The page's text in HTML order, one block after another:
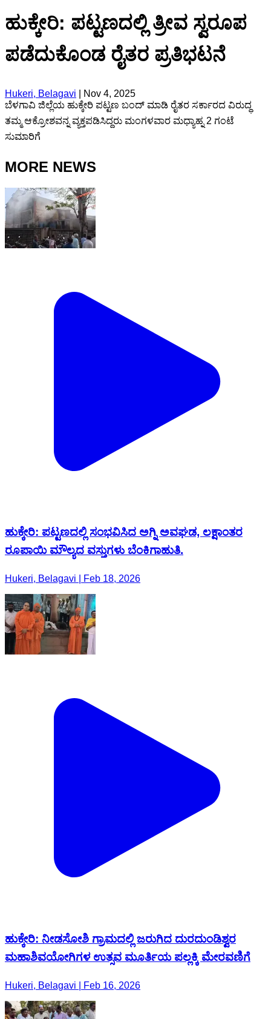
ಹುಕ್ಕೇರಿ: ಪಟ್ಟಣದಲ್ಲಿ ತ್ರೀವ ಸ್ವರೂಪ
ಪಡೆದುಕೊಂಡ ರೈತರ ಪ್ರತಿಭಟನೆ
Hukeri, Belagavi
Nov 4, 2025
ಬೆಳಗಾವಿ ಜಿಲ್ಲೆಯ ಹುಕ್ಕೇರಿ ಪಟ್ಟಣ ಬಂದ್ ಮಾಡಿ ರೈತರ ಸರ್ಕಾರದ ವಿರುದ್ಧ
ತಮ್ಮ ಆಕ್ರೋಶವನ್ನ ವ್ಯಕ್ತಪಡಿಸಿದ್ದರು ಮಂಗಳವಾರ ಮಧ್ಯಾಹ್ನ 2 ಗಂಟೆ
ಸುಮಾರಿಗೆ
MORE NEWS
ಹುಕ್ಕೇರಿ: ಪಟ್ಟಣದಲ್ಲಿ ಸಂಭವಿಸಿದ ಅಗ್ನಿ ಅವಘಡ, ಲಕ್ಷಾಂತರ
ರೂಪಾಯಿ ಮೌಲ್ಯದ ವಸ್ತುಗಳು ಬೆಂಕಿಗಾಹುತಿ.
Hukeri, Belagavi | Feb 18, 2026
ಹುಕ್ಕೇರಿ: ನೀಡಸೋಶಿ ಗ್ರಾಮದಲ್ಲಿ ಜರುಗಿದ ದುರದುಂಡಿಶ್ವರ
ಮಹಾಶಿವಯೋಗಿಗಳ ಉತ್ಸವ ಮೂರ್ತಿಯ ಪಲ್ಲಕ್ಕಿ ಮೇರವಣಿಗೆ
Hukeri, Belagavi | Feb 16, 2026